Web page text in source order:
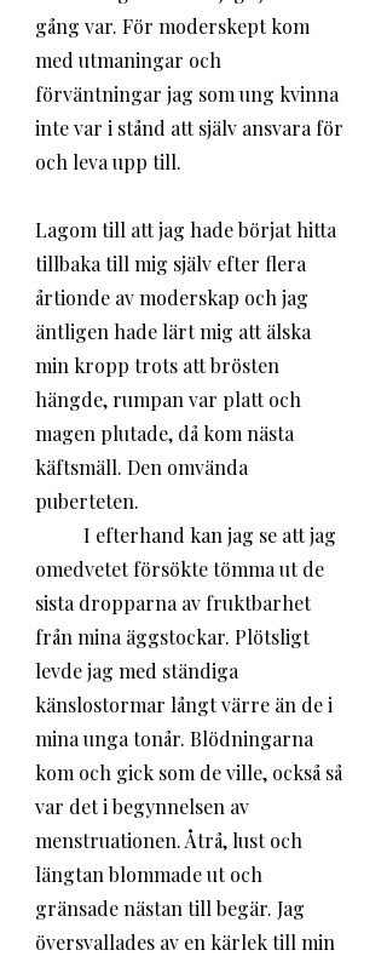
gång var. För moderskept kom
med utmaningar och
förväntningar jag som ung kvinna
inte var i stånd att själv ansvara för
och leva upp till.
Lagom till att jag hade börjat hitta
tillbaka till mig själv efter flera
årtionde av moderskap och jag
äntligen hade lärt mig att älska
min kropp trots att brösten
hängde, rumpan var platt och
magen plutade, då kom nästa
käftsmäll. Den omvända
puberteten.
omedvetet försökte tömma ut de
sista dropparna av fruktbarhet
från mina äggstockar. Plötsligt
levde jag med ständiga
känslostormar långt värre än de i
mina unga tonår. Blödningarna
kom och gick som de ville, också så
var det i begynnelsen av
menstruationen. Åtrå, lust och
längtan blommade ut och
gränsade nästan till begär. Jag
översvallades av en kärlek till min